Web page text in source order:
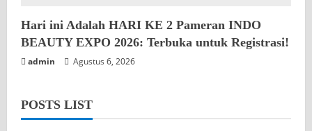
Hari ini Adalah HARI KE 2 Pameran INDO
BEAUTY EXPO 2026: Terbuka untuk Registrasi!
admin Agustus 6, 2026
POSTS LIST